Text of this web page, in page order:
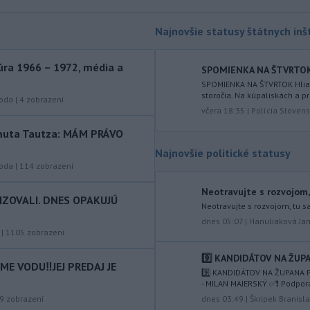
príslušníkov vládnych síl a ďalších 29
zranili, uviedli pre agentúru AFP
Európska komisia (EK)
monitoruje situáciu a posudzuje
vznesené obavy týkajúce sa
ôsmu žiadosť o platbu z plánu
Počas minulotýždňového
prekročenia hranice desaťtisícov
nelegálnych migrantov z Maroka do
približne 100 ľudí, oznámil vo štvrtok
tamojší starosta Juan Jesús Vivas v
Európskom parlamente.
1966 – 1972, média a
| 4 zobrazení
Tautza: MÁM PRÁVO
| 114 zobrazení
DNES OPAKUJÚ
| 1105 zobrazení
VODU‼️JEJ PREDAJ JE
zobrazení
Najnovšie statusy štátnych
SPOMIENKA NA
SPOMIENKA NA ŠTVRTOK
storočia. Na kúpaliskách a
včera 18:35 | Polícia
Najnovšie politické statusy
Neotravujte s
Neotravujte s rozvojom, tu
dnes 05:07 | Hanuliaková
9️⃣ KANDIDÁTOV NA
9️⃣ KANDIDÁTOV NA ŽUPANA
- MILAN MAJERSKÝ ✅️❗️
dnes 03:49 | Škripek